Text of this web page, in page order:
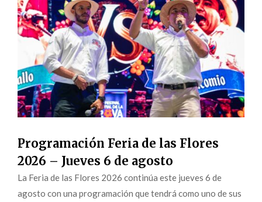
Programación Feria de las Flores
2026 – Jueves 6 de agosto
La Feria de las Flores 2026 continúa este jueves 6 de
agosto con una programación que tendrá como uno de sus